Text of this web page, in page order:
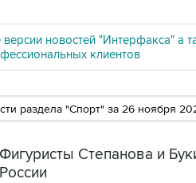
новостей "Интерфакса" а
клиентов
раздела "Спорт" за 26 ноября
Фигуристы Степанова и
России